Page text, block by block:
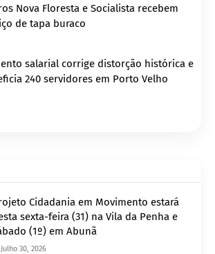
Nova Floresta e Socialista recebem
de tapa buraco
salarial corrige distorção histórica e
240 servidores em Porto Velho
Cidadania em Movimento estará
sexta-feira (31) na Vila da Penha e
(1º) em Abunã
Julho 30, 2026